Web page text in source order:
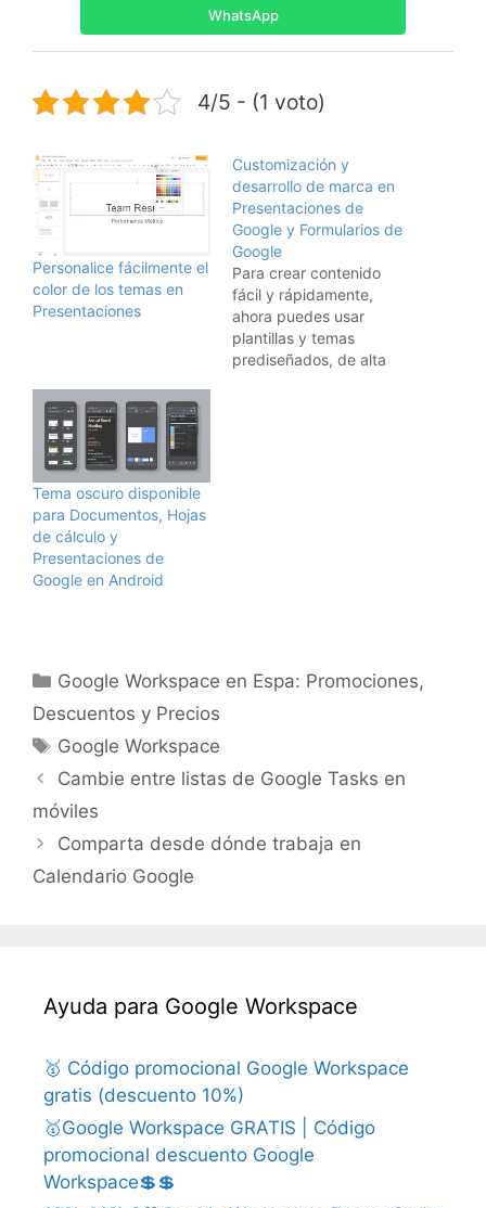
WhatsApp
4/5 - (1 voto)
Personalice fácilmente el
color de los temas en
Presentaciones
Customización y
desarrollo de marca en
Presentaciones de
Google y Formularios de
Google
Para crear contenido
fácil y rápidamente,
ahora puedes usar
plantillas y temas
prediseñados, de alta
Tema oscuro disponible
para Documentos, Hojas
de cálculo y
Presentaciones de
Google en Android
Categorías
Google Workspace en Espa: Promociones,
Descuentos y Precios
Etiquetas
Google Workspace
Cambie entre listas de Google Tasks en
móviles
Comparta desde dónde trabaja en
Calendario Google
Ayuda para Google Workspace
🥇 Código promocional Google Workspace
gratis (descuento 10%)
🥇Google Workspace GRATIS | Código
promocional descuento Google
Workspace💲💲